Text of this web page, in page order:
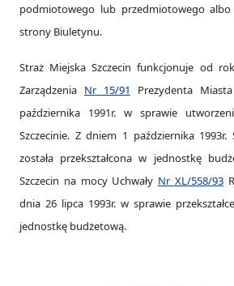
podmiotowego lub przedmiotowego
strony Biuletynu.
Straż Miejska Szczecin funkcjonuje od
Zarządzenia Nr 15/91 Prezydenta
października 1991r. w sprawie
Szczecinie. Z dniem 1 października 1993r.
została przekształcona w jednostkę
Szczecin na mocy Uchwały Nr XL/558/93
dnia 26 lipca 1993r. w sprawie
jednostkę budżetową.